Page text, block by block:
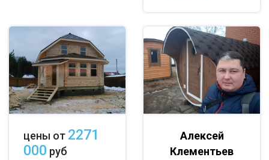
По опциям:
с балконом с верандой с террасой
с эркером с котельной
с санузлом с туалетом
цены от 2271
000 руб
Алексей
Клементьев